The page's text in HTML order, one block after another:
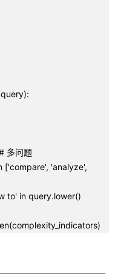
多问题
['compare', 'analyze',
to' in query.lower()